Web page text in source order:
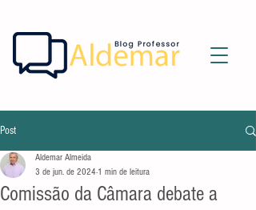
Post
Comissão da Câmara debate a
Aldemar Almeida
3 de jun. de 2024 1 min de leitura